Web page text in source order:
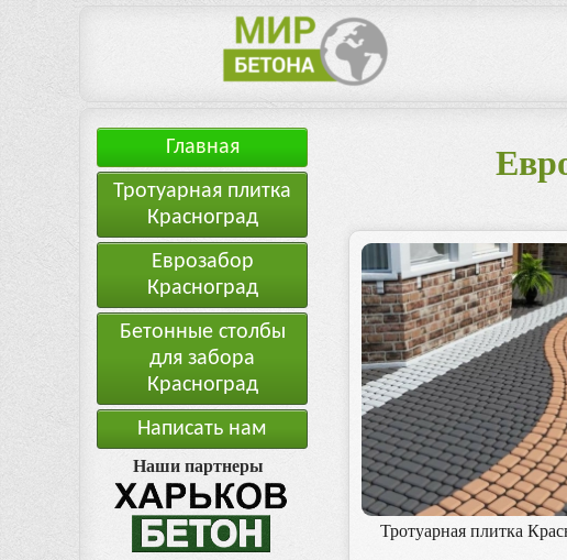
Главная
Тротуарная плитка
Красноград
Еврозабор
Красноград
Бетонные столбы
для забора
Красноград
Написать нам
Наши партнеры
Тротуарная плитка